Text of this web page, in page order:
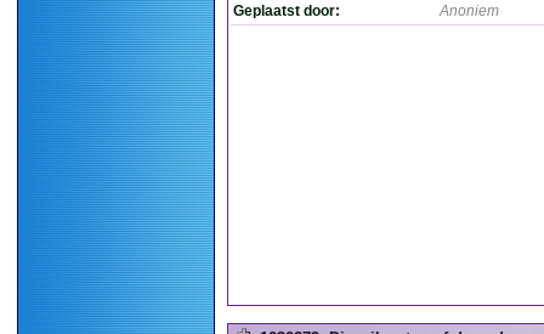
Geplaatst door: Anoniem